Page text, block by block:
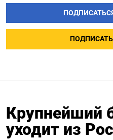
Крупнейший
уходит из